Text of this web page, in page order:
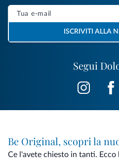
Segui
ISCRIVITI ALLA
Be Original, scopri la
Ce l'avete chiesto in tanti.